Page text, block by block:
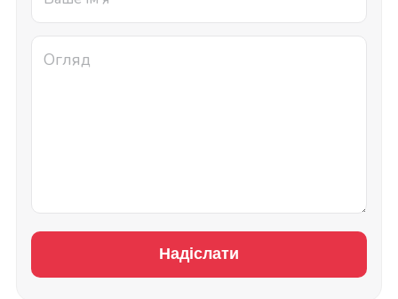
Надіслати